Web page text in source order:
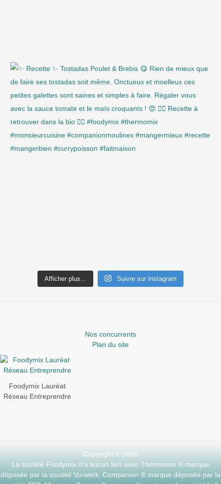
Afficher plus... Suivre sur Instagram
Nos concurrents
Plan du site
Foodymix Lauréat
Réseau Entreprendre
Copyright © 2026
La société Foodymix n'a aucun lien avec Thermomix ® marque
déposée par la société Vorwerk, Companion ® marque déposée par la